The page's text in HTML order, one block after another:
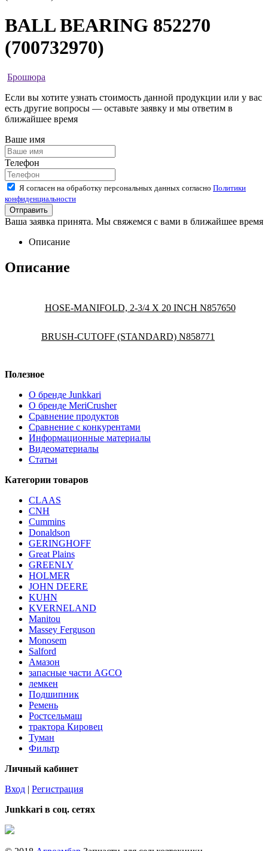
BALL BEARING 852270
(700732970)
Брошюра
Если вы хотите узнать стоимость данной продукции или у вас
есть другие вопросы — оставьте заявку и мы ответим в
ближайшее время
Ваше имя
Телефон
Я согласен на обработку персональных данных согласно Политики
конфиденциальности
Ваша заявка принята. Мы свяжемся с вами в ближайшее время
Описание
Описание
HOSE-MANIFOLD, 2-3/4 X 20 INCH N857650
BRUSH-CUTOFF (STANDARD) N858771
Полезное
О бренде Junkkari
О бренде MeriCrusher
Сравнение продуктов
Сравнение с конкурентами
Информационные материалы
Видеоматериалы
Статьи
Категории товаров
CLAAS
CNH
Cummins
Donaldson
GERINGHOFF
Great Plains
GREENLY
HOLMER
JOHN DEERE
KUHN
KVERNELAND
Manitou
Massey Ferguson
Monosem
Salford
Амазон
запасные части AGCO
лемкен
Подшипник
Ремень
Ростсельмаш
трактора Кировец
Туман
Фильтр
Личный кабинет
Вход | Регистрация
Junkkari в соц. сетях